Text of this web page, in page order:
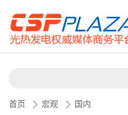
首页 宏观 国内